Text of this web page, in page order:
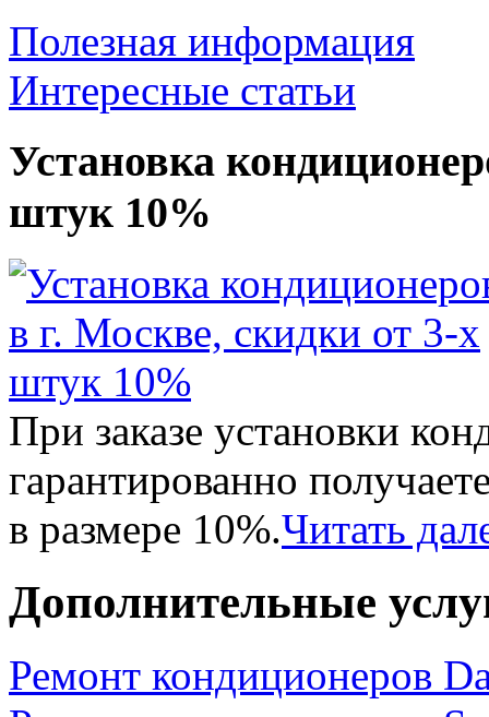
Полезная информация
Интересные статьи
Установка
штук 10%
При заказе установки
гарантированно
в размере 10%.Читать
Дополнительные
Ремонт кондиционеров